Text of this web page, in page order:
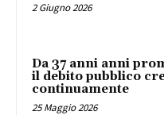
2 Giugno 2026
Da 37 anni anni
il debito pubblico
continuamente
25 Maggio 2026